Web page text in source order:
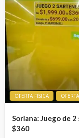
OFERTA FISICA
Soriana: Juego de
$360